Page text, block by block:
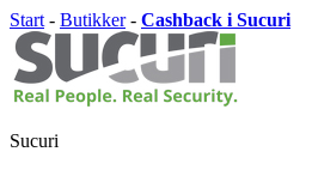
Start - Butikker - Cashback i Sucuri
Sucuri